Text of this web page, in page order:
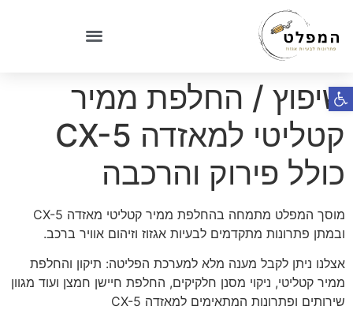
פתח סרגל נגישות
שיפוץ / החלפת ממיר
קטליטי למאזדה CX-5
כולל פירוק והרכבה
מוסך המפלט מתמחה בהחלפת ממיר קטליטי מאזדה CX-5
ובמתן פתרונות מתקדמים לבעיות אגזוז וזיהום אוויר ברכב.
אצלנו ניתן לקבל מענה מלא למערכת הפליטה: תיקון והחלפת
ממיר קטליטי, ניקוי מסנן חלקיקים, החלפת חיישן חמצן ועוד מגוון
שירותים ופתרונות המתאימים למאזדה CX-5